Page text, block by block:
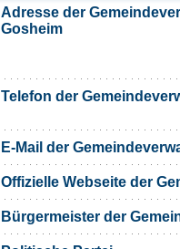
Adresse der
Gosheim
Telefon der
E-Mail der
Offizielle Webseite der
Bürgermeister der